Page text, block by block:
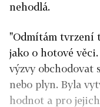
nehodlá.
"Odmítám tvrzení
jako o hotové
výzvy obchodovat
nebo plyn. Byla
hodnot a pro